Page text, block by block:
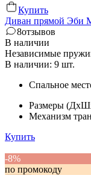
Купить
Диван прямой Эби
8отзывов
В наличии
Независимые
В наличии: 9 шт.
Спальное
Размеры
Механизм
Купить
-8%
по промокоду